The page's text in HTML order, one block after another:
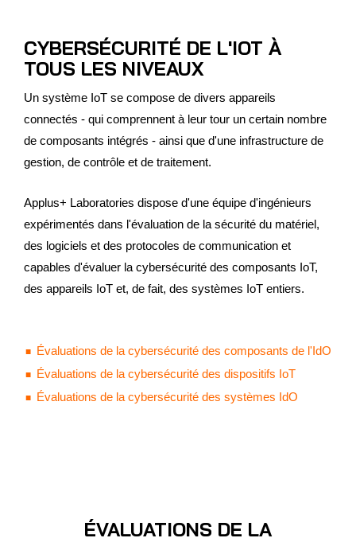
CYBERSÉCURITÉ DE L'IOT À
TOUS LES NIVEAUX
Un système IoT se compose de divers appareils
connectés - qui comprennent à leur tour un certain nombre
de composants intégrés - ainsi que d'une infrastructure de
gestion, de contrôle et de traitement.
Applus+ Laboratories dispose d'une équipe d'ingénieurs
expérimentés dans l'évaluation de la sécurité du matériel,
des logiciels et des protocoles de communication et
capables d'évaluer la cybersécurité des composants IoT,
des appareils IoT et, de fait, des systèmes IoT entiers.
Évaluations de la cybersécurité des composants de l'IdO
Évaluations de la cybersécurité des dispositifs IoT
Évaluations de la cybersécurité des systèmes IdO
ÉVALUATIONS DE LA